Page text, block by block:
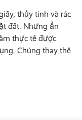
thủy tinh và rác
đất. Nhưng ẩn
thực tế được
Chúng thay thế